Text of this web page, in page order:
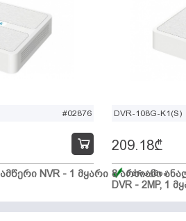
#02876
NVR - 1 მყარი
DVR-108G-K1(S)
8 არხიანი
DVR - 2MP, 1
209.18₾
მარაგშია